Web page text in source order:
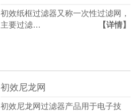
初效纸框过滤器又称一次性过滤网，
主要过滤…
【详情】
初效尼龙网
初效尼龙网过滤器产品用于电子技